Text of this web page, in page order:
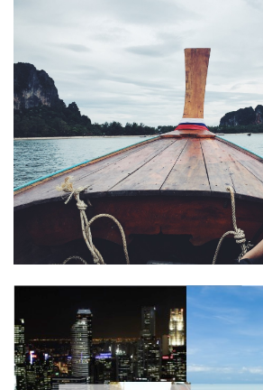
KOH JUM – EIN WAHRES
ERDEN
Auf der Suche nach einem verlassenen
bin ich nach einer eineinhalb stündigen
Koh Lanta mit Koh Jum fündig
im Koh Jum Resort,…
READ MORE
TRAVEL
16. NOVEMBER 2015
WELCOME TO
INSELHOPPING – LOS